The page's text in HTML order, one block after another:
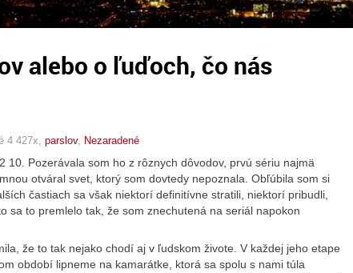
alebo o ľuďoch, čo nás
4 427x, parslov, Nezaradené
10. Pozerávala som ho z rôznych dôvodov, prvú sériu najmä
otváral svet, ktorý som dovtedy nepoznala. Obľúbila som si
častiach sa však niektorí definitívne stratili, niektorí pribudli,
sa to premlelo tak, že som znechutená na seriál napokon
že to tak nejako chodí aj v ľudskom živote. V každej jeho etape
období lipneme na kamarátke, ktorá sa spolu s nami túla